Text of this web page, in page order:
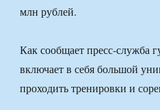
млн рублей.
Как сообщает пресс-служба
включает в себя большой
проходить тренировки и